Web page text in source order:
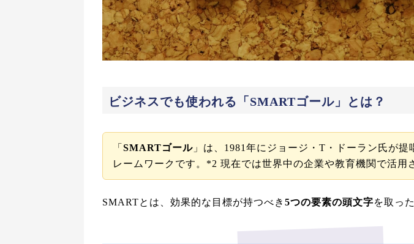
ビジネスでも使われる「SMARTゴール」とは？
「 SMARTゴール 」は、1981年にジョージ・T・ドーラン氏が提
レームワークです。*2 現在では世界中の企業や教育機関で活用
SMARTとは、効果的な目標が持つべき 5つの要素の頭文字を取っ